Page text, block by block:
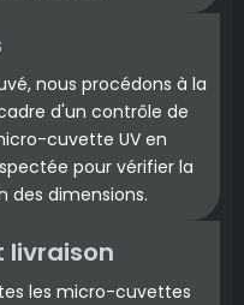
nous procédons à la
d'un contrôle de
cuvette UV en
pour vérifier la
des dimensions.
livraison
les micro-cuvettes